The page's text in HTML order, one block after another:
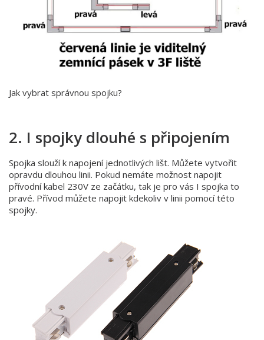
Jak vybrat správnou spojku?
2. I spojky dlouhé s připojením
Spojka slouží k napojení jednotlivých lišt. Můžete vytvořit
opravdu dlouhou linii. Pokud nemáte možnost napojit
přívodní kabel 230V ze začátku, tak je pro vás I spojka to
pravé. Přívod můžete napojit kdekoliv v linii pomocí této
spojky.